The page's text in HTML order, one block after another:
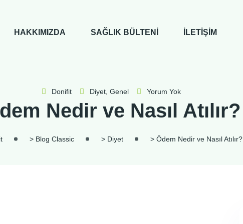
HAKKIMIZDA SAĞLIK BÜLTENI İLETIŞIM
Donifit Diyet Genel Yorum Yok
Nedir ve Nasıl Atılır?
> Blog Classic > Diyet > Ödem Nedir ve Nasıl Atılır?